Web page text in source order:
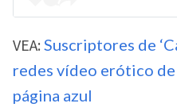
VEA: Suscriptores de
redes vídeo erótico
página azul